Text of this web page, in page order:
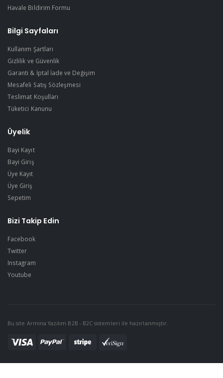
Havale Bildirim Formu
Bilgi Sayfaları
Kullanım Şartları
Gizlilik ve Güvenlik
Garanti & İptal İade ve Değişim
Mesafeli Satış Sözleşmesi
Teslimat Koşulları
Tüketici Kanunu
Üyelik
Bayi Kayıt
Bayi Giriş
Üye Kayıt
Üye Giriş
Sepetim
Bizi Takip Edin
Facebook
Twitter
Instagram
Youtube
Bu site Armina Yazılım B2B - B2C sistemleri ile hazırlanmıştır.